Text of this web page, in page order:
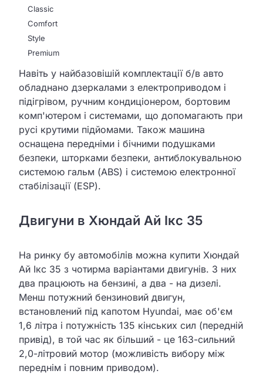
Classic
Comfort
Style
Premium
Навіть у найбазовішій комплектації б/в авто
обладнано дзеркалами з електроприводом і
підігрівом, ручним кондиціонером, бортовим
комп'ютером і системами, що допомагають при
русі крутими підйомами. Також машина
оснащена передніми і бічними подушками
безпеки, шторками безпеки, антиблокувальною
системою гальм (ABS) і системою електронної
стабілізації (ESP).
Двигуни в Хюндай Ай Ікс 35
На ринку бу автомобілів можна купити Хюндай
Ай Ікс 35 з чотирма варіантами двигунів. З них
два працюють на бензині, а два - на дизелі.
Менш потужний бензиновий двигун,
встановлений під капотом Hyundai, має об'єм
1,6 літра і потужність 135 кінських сил (передній
привід), в той час як більший - це 163-сильний
2,0-літровий мотор (можливість вибору між
переднім і повним приводом).